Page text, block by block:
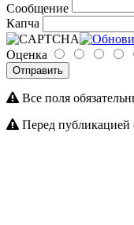
Сообщение
Капча
Оценка
Отправить
Все поля
Перед